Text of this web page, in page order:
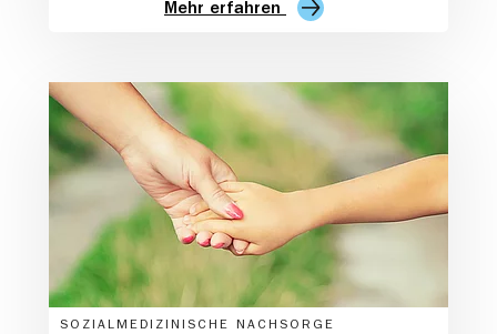
Mehr erfahren
SOZIALMEDIZINISCHE NACHSORGE